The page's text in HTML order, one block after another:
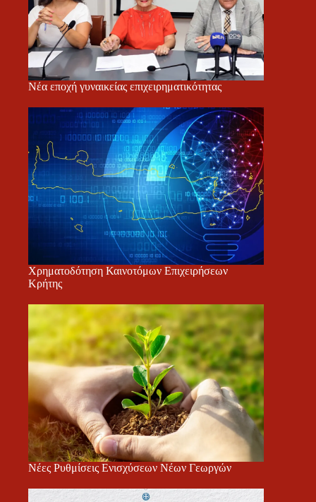
Νέα εποχή γυναικείας επιχειρηματικότητας
Χρηματοδότηση Καινοτόμων Επιχειρήσεων
Κρήτης
Νέες Ρυθμίσεις Ενισχύσεων Νέων Γεωργών